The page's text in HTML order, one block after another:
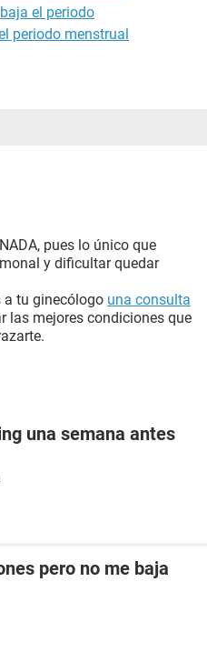
el periodo
periodo menstrual
pues lo único que
y dificultar quedar
a tu ginecólogo una consulta
las mejores condiciones que
una semana antes
pero no me baja